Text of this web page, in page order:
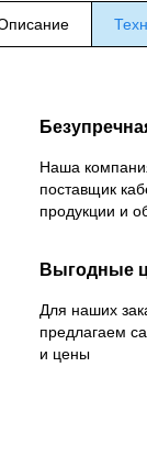
Наша
поставщик
продукции и
Выгодные
Для наших
предлагаем
и цены